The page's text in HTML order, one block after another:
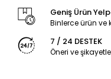
Geniş Ürün
Binlerce ürün
7 / 24 DESTEK
Öneri ve